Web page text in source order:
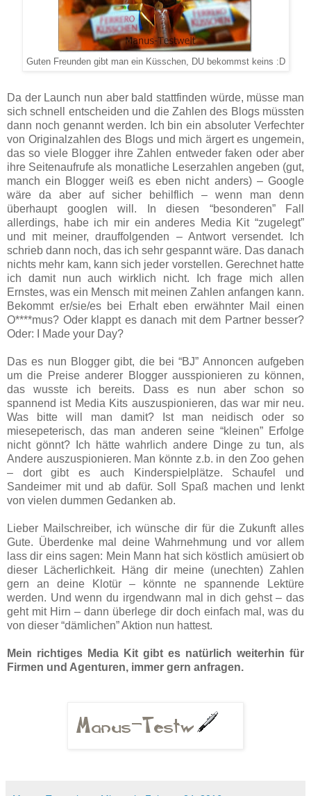
Guten Freunden gibt man ein Küsschen, DU bekommst keins :D
Da der Launch nun aber bald stattfinden würde, müsse man
sich schnell entscheiden und die Zahlen des Blogs müssten
dann noch genannt werden. Ich bin ein absoluter Verfechter
von Originalzahlen des Blogs und mich ärgert es ungemein,
das so viele Blogger ihre Zahlen entweder faken oder aber
ihre Seitenaufrufe als monatliche Leserzahlen angeben (gut,
manch ein Blogger weiß es eben nicht anders) – Google
wäre da aber auf sicher behilflich – wenn man denn
überhaupt googlen will. In diesen “besonderen” Fall
allerdings, habe ich mir ein anderes Media Kit “zugelegt”
und mit meiner, drauffolgenden – Antwort versendet. Ich
schrieb dann noch, das ich sehr gespannt wäre. Das danach
nichts mehr kam, kann sich jeder vorstellen. Gerechnet hatte
ich damit nun auch wirklich nicht. Ich frage mich allen
Ernstes, was ein Mensch mit meinen Zahlen anfangen kann.
Bekommt er/sie/es bei Erhalt eben erwähnter Mail einen
O****mus? Oder klappt es danach mit dem Partner besser?
Oder: I Made your Day?
Das es nun Blogger gibt, die bei “BJ” Annoncen aufgeben
um die Preise anderer Blogger ausspionieren zu können,
das wusste ich bereits. Dass es nun aber schon so
spannend ist Media Kits auszuspionieren, das war mir neu.
Was bitte will man damit? Ist man neidisch oder so
miesepeterisch, das man anderen seine “kleinen” Erfolge
nicht gönnt? Ich hätte wahrlich andere Dinge zu tun, als
Andere auszuspionieren. Man könnte z.b. in den Zoo gehen
– dort gibt es auch Kinderspielplätze. Schaufel und
Sandeimer mit und ab dafür. Soll Spaß machen und lenkt
von vielen dummen Gedanken ab.
Lieber Mailschreiber, ich wünsche dir für die Zukunft alles
Gute. Überdenke mal deine Wahrnehmung und vor allem
lass dir eins sagen: Mein Mann hat sich köstlich amüsiert ob
dieser Lächerlichkeit. Häng dir meine (unechten) Zahlen
gern an deine Klotür – könnte ne spannende Lektüre
werden. Und wenn du irgendwann mal in dich gehst – das
geht mit Hirn – dann überlege dir doch einfach mal, was du
von dieser “dämlichen” Aktion nun hattest.
Mein richtiges Media Kit gibt es natürlich weiterhin für
Firmen und Agenturen, immer gern anfragen.